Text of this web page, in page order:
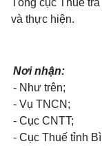
Tổng cục Thuế
và thực hiện.
Nơi nhận:
- Như trên;
- Vụ TNCN;
- Cục CNTT;
- Cục Thuế tỉnh